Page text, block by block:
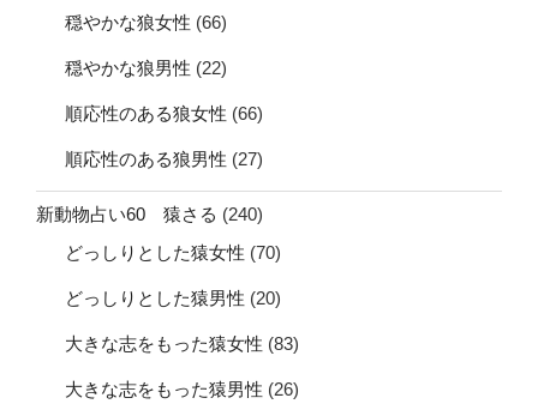
穏やかな狼女性 (66)
穏やかな狼男性 (22)
順応性のある狼女性 (66)
順応性のある狼男性 (27)
新動物占い60 猿さる (240)
どっしりとした猿女性 (70)
どっしりとした猿男性 (20)
大きな志をもった猿女性 (83)
大きな志をもった猿男性 (26)